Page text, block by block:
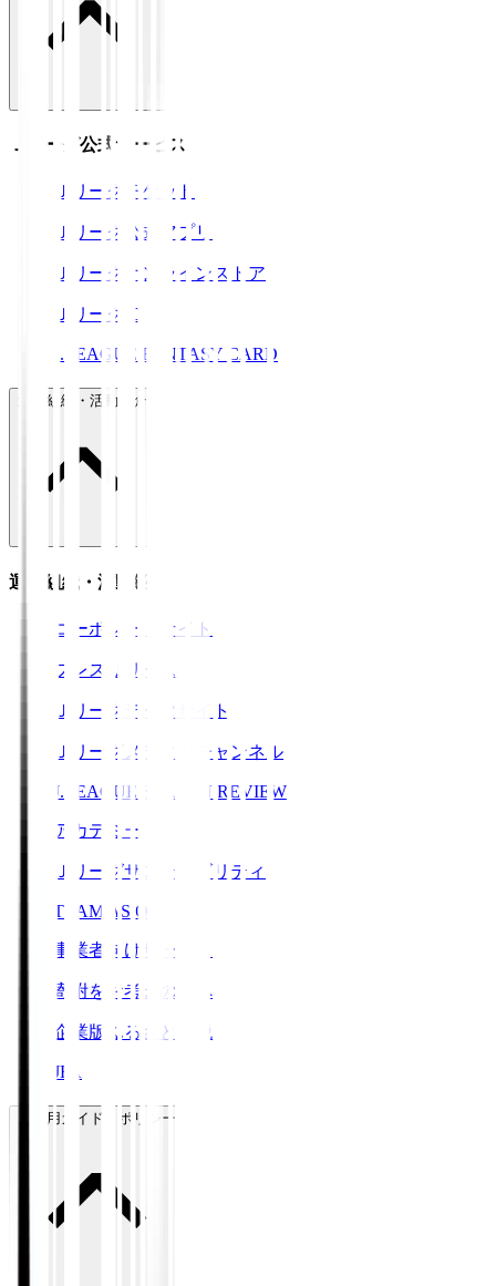
Ｊリーグ公式サービス
Ｊリーグチケット
Ｊリーグ公式アプリ
Ｊリーグオンラインストア
ＪリーグID
J.LEAGUE FANTASY CARD
運営組織・活動紹介
運営組織・活動紹介
コーポレートサイト
プレスリリース
Ｊリーグデータサイト
Ｊリーグメディアチャンネル
J.LEAGUE SEASON REVIEW
アカデミー
Ｊリーグサステナビリティ
TEAM AS ONE
事業者向けサービス
寄附をお考えの方へ
企業版ふるさと納税
JFA
ご利用ガイド・ポリシー